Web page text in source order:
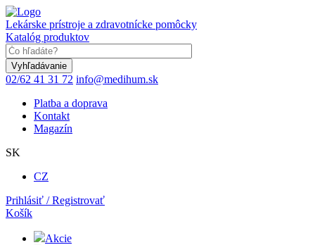
Skočiť
na
hlavný
obsah
Lekárske prístroje a zdravotnícke pomôcky
Katalóg produktov
02/62 41 31 72 info@medihum.sk
Platba a doprava
Kontakt
Magazín
SK
CZ
Prihlásiť / Registrovať
Košík
Akcie